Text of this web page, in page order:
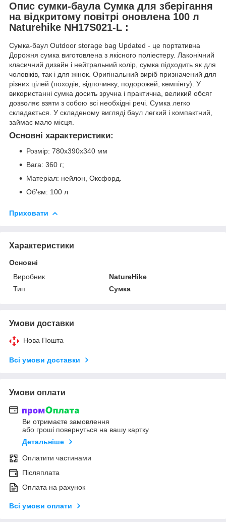
Опис сумки-баула Сумка для зберігання
на відкритому повітрі оновлена 100 л
Naturehike NH17S021-L :
Сумка-баул Outdoor storage bag Updated - це портативна
Дорожня сумка виготовлена з якісного поліестеру. Лаконічний
класичний дизайн і нейтральний колір, сумка підходить як для
чоловіків, так і для жінок. Оригінальний виріб призначений для
різних цілей (походів, відпочинку, подорожей, кемпінгу). У
використанні сумка досить зручна і практична, великий обсяг
дозволяє взяти з собою всі необхідні речі. Сумка легко
складається. У складеному вигляді баул легкий і компактний,
займає мало місця.
Основні характеристики:
Розмір: 780x390x340 мм
Вага: 360 г;
Матеріал: нейлон, Оксфорд.
Об'єм: 100 л
Приховати
Характеристики
Основні
Виробник
NatureHike
Тип
Сумка
Умови доставки
Нова Пошта
Всі умови доставки
Умови оплати
Ви отримаєте замовлення
або гроші повернуться на вашу картку
Детальніше
Оплатити частинами
Післяплата
Оплата на рахунок
Всі умови оплати